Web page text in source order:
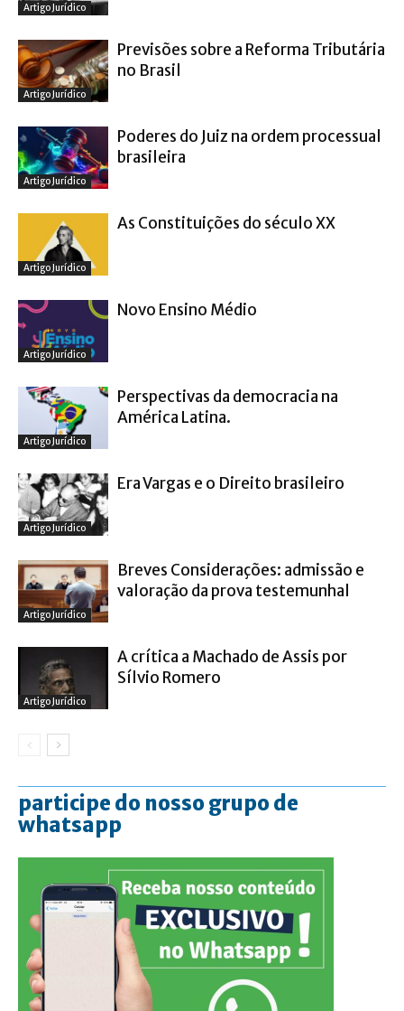
Artigo Jurídico
Artigo Jurídico
Previsões sobre a Reforma Tributária
no Brasil
Artigo Jurídico
Poderes do Juiz na ordem processual
brasileira
Artigo Jurídico
As Constituições do século XX
Artigo Jurídico
Novo Ensino Médio
Artigo Jurídico
Perspectivas da democracia na
América Latina.
Artigo Jurídico
Era Vargas e o Direito brasileiro
Artigo Jurídico
Breves Considerações: admissão e
valoração da prova testemunhal
Artigo Jurídico
A crítica a Machado de Assis por
Sílvio Romero
participe do nosso grupo de
whatsapp